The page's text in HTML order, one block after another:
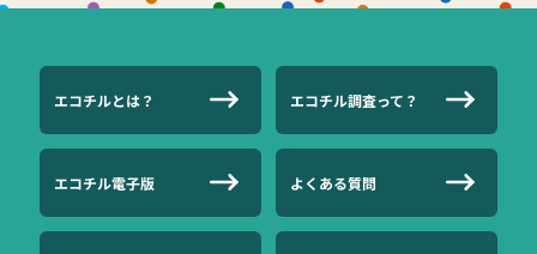
エコチルとは？ エコチル調査って？
エコチル電子版 よくある質問